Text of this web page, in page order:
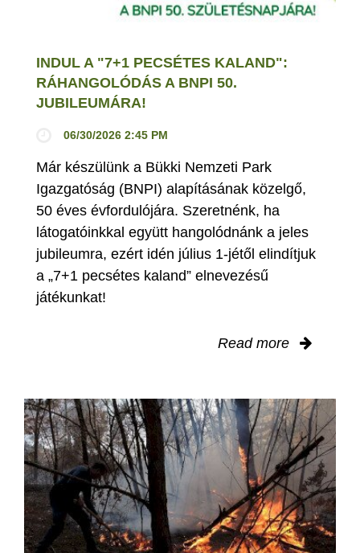
INDUL A "7+1 PECSÉTES KALAND":
RÁHANGOLÓDÁS A BNPI 50.
JUBILEUMÁRA!
06/30/2026 2:45 PM
Már készülünk a Bükki Nemzeti Park
Igazgatóság (BNPI) alapításának közelgő,
50 éves évfordulójára. Szeretnénk, ha
látogatóinkkal együtt hangolódnánk a jeles
jubileumra, ezért idén július 1-jétől elindítjuk
a „7+1 pecsétes kaland” elnevezésű
játékunkat!
Read more